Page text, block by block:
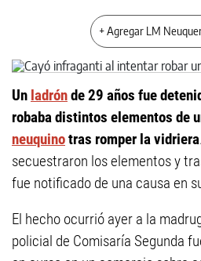
+ Agregar LM
Un ladrónde 29 años fue
robaba distintos elementos de
neuquinotras romper la vidriera
secuestraron los elementos y
fue notificado de una causa en
El hecho ocurrió ayer a la
policial de Comisaría Segunda